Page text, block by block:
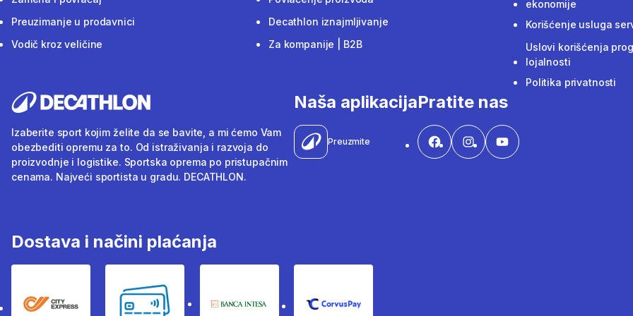
Preuzimanje u prodavnici
Vodič kroz veličine
Decathlon iznajmljivanje
Za kompanije | B2B
ekonomije
Korišćenje usluga
Uslovi korišćenja
lojalnosti
Politika privatnosti
Izaberite sport kojim želite da se bavite, a mi ćemo Vam
obezbediti opremu za to. Od istraživanja i razvoja do
proizvodnje i logistike. Sportska oprema po pristupačnim
cenama. Najveći sportista u gradu. DECATHLON.
Naša aplikacija
Preuzmite
Pratite nas
Dostava i načini plaćanja
City Express Bankovne karticeBanka Intesa CorvusPay